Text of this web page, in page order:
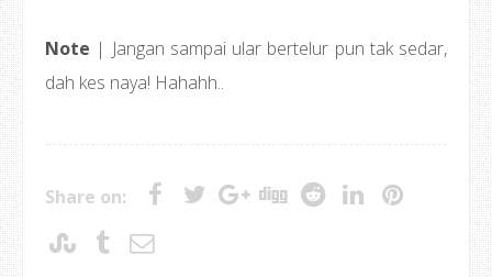
Note | Jangan sampai ular bertelur pun tak sedar,
dah kes naya! Hahahh..
Share on: